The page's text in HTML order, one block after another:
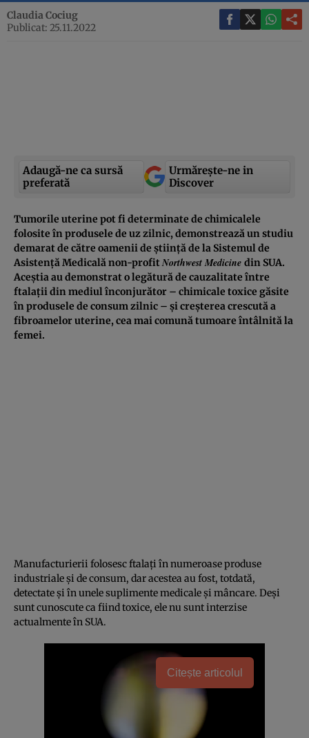
Claudia Cociug
Publicat: 25.11.2022
Adaugă-ne ca sursă
preferată
Urmărește-ne in
Discover
Tumorile uterine pot fi determinate de chimicalele
folosite în produsele de uz zilnic, demonstrează un studiu
demarat de către oamenii de știință de la Sistemul de
Asistență Medicală non-profitNorthwest Medicine din SUA.
Aceștia au demonstrat o legătură de cauzalitate între
ftalații din mediul înconjurător – chimicale toxice găsite
în produsele de consum zilnic – și creșterea crescută a
fibroamelor uterine, cea mai comună tumoare întâlnită la
femei.
Manufacturierii folosesc ftalați în numeroase produse
industriale și de consum, dar acestea au fost, totdată,
detectate și în unele suplimente medicale și mâncare. Deși
sunt cunoscute ca fiind toxice, ele nu sunt interzise
actualmente în SUA.
Citește articolul